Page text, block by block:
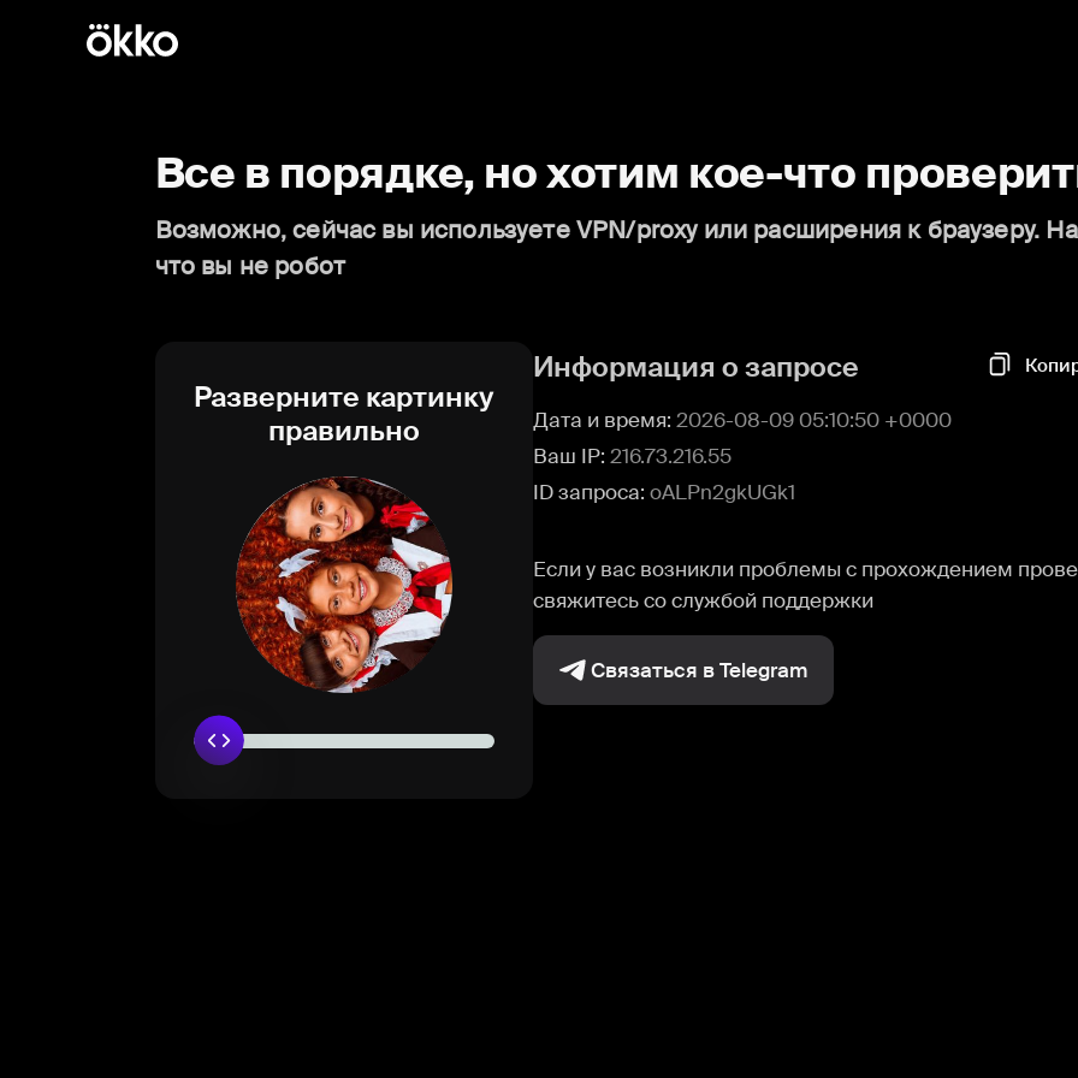
Все в порядке, но хотим кое-что
Возможно, сейчас вы используете VPN/proxy или расширения к браузеру.
что вы не робот
Разверните картинку
правильно
Информация о запросе
Дата и время: 2026-08-09 05:10:50 +0000
Ваш IP: 216.73.216.55
ID запроса: oALPn2gkUGk1
Если у вас возникли проблемы с прохождением
свяжитесь со службой поддержки
Связаться в Telegram